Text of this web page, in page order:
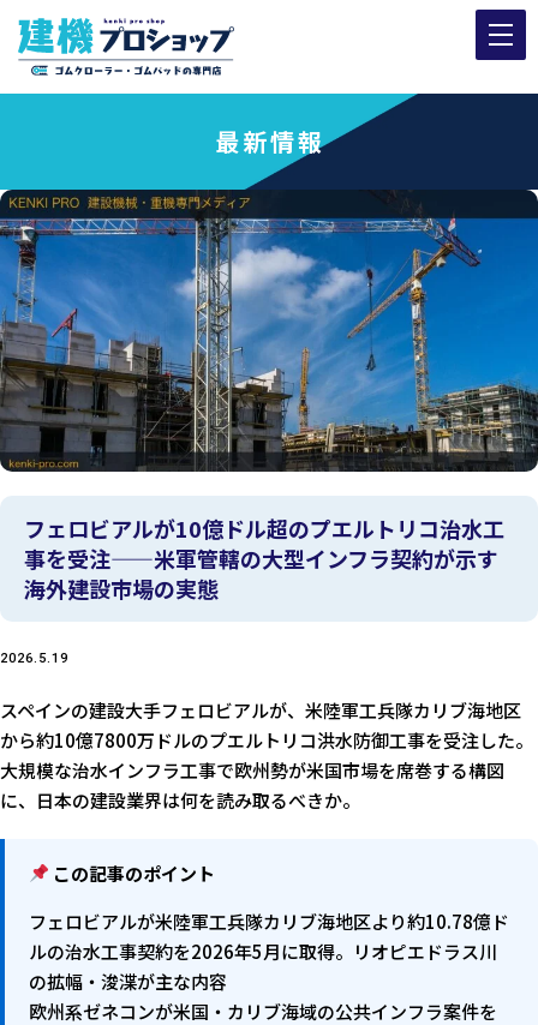
最新情報
フェロビアルが10億ドル超のプエルトリコ治水工
事を受注——米軍管轄の大型インフラ契約が示す
海外建設市場の実態
2026.5.19
スペインの建設大手フェロビアルが、米陸軍工兵隊カリブ海地区
から約10億7800万ドルのプエルトリコ洪水防御工事を受注した。
大規模な治水インフラ工事で欧州勢が米国市場を席巻する構図
に、日本の建設業界は何を読み取るべきか。
この記事のポイント
フェロビアルが米陸軍工兵隊カリブ海地区より約10.78億ド
ルの治水工事契約を2026年5月に取得。リオピエドラス川
の拡幅・浚渫が主な内容
欧州系ゼネコンが米国・カリブ海域の公共インフラ案件を